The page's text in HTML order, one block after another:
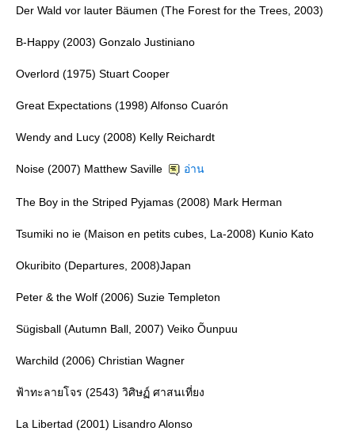
Der Wald vor lauter Bäumen (The Forest for the Trees, 2003)
B-Happy (2003) Gonzalo Justiniano
Overlord (1975) Stuart Cooper
Great Expectations (1998) Alfonso Cuarón
Wendy and Lucy (2008) Kelly Reichardt
Noise (2007) Matthew Saville อ่าน
The Boy in the Striped Pyjamas (2008) Mark Herman
Tsumiki no ie (Maison en petits cubes, La-2008) Kunio Kato
Okuribito (Departures, 2008)Japan
Peter & the Wolf (2006) Suzie Templeton
Sügisball (Autumn Ball, 2007) Veiko Õunpuu
Warchild (2006) Christian Wagner
ฟ้าทะลายโจร (2543) วิศิษฏ์ ศาสนเที่ยง
La Libertad (2001) Lisandro Alonso